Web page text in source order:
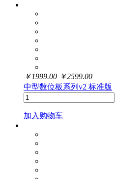
￥1999.00 ￥2599.00
中型数位板系列v2 标准版
加入购物车